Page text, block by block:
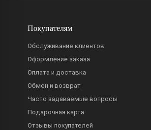
Покупателям
Обслуживание клиентов
Оформление заказа
Оплата и доставка
Обмен и возврат
Часто задаваемые вопросы
Подарочная карта
Отзывы покупателей